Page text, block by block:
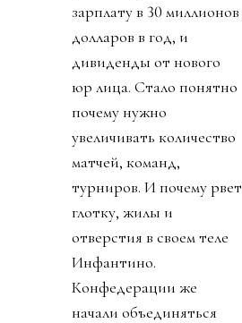
зарплату в 30 миллионов
долларов в год, и
дивиденды от нового
юр лица. Стало понятно
почему нужно
увеличивать количество
матчей, команд,
турниров. И почему рвет
глотку, жилы и
отверстия в своем теле
Инфантино.
Конфедерации же
начали объединяться